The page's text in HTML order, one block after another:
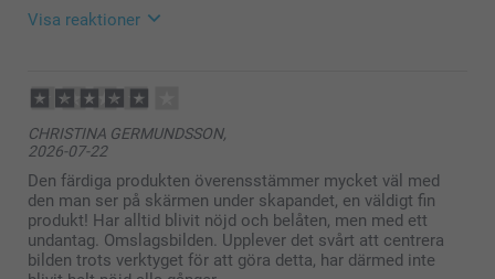
Visa reaktioner
12:12
Vad roligt att du blev nöjd med layouten, priset och
leveransen av din fotobok!
Samtidigt förstår vi verkligen att det blev
tidskrävande och frustrerande när bilderna hamnade
i oordning.
CHRISTINA GERMUNDSSON,
2026-07-22
Den färdiga produkten överensstämmer mycket väl med
den man ser på skärmen under skapandet, en väldigt fin
produkt! Har alltid blivit nöjd och belåten, men med ett
undantag. Omslagsbilden. Upplever det svårt att centrera
bilden trots verktyget för att göra detta, har därmed inte